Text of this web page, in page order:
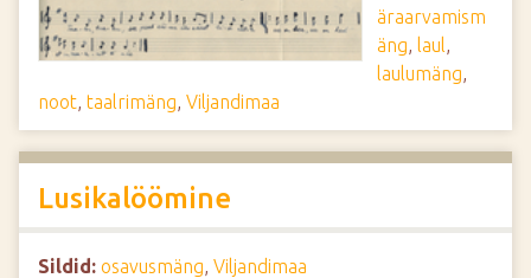
äraarvamism
äng, laul,
laulumäng,
noot, taalrimäng, Viljandimaa
Lusikalöömine
Sildid: osavusmäng, Viljandimaa